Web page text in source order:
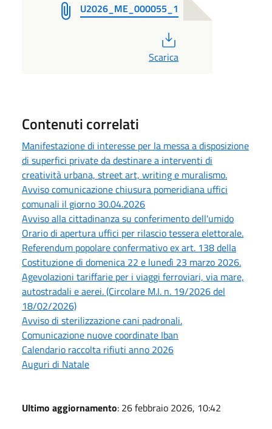
U2026_ME_000055_1
Scarica
Contenuti correlati
Manifestazione di interesse per la messa a disposizione
di superfici private da destinare a interventi di
creatività urbana, street art, writing e muralismo.
Avviso comunicazione chiusura pomeridiana uffici
comunali il giorno 30.04.2026
Avviso alla cittadinanza su conferimento dell'umido
Orario di apertura uffici per rilascio tessera elettorale.
Referendum popolare confermativo ex art. 138 della
Costituzione di domenica 22 e lunedì 23 marzo 2026.
Agevolazioni tariffarie per i viaggi ferroviari, via mare,
autostradali e aerei. (Circolare M.I. n. 19/2026 del
18/02/2026)
Avviso di sterilizzazione cani padronali.
Comunicazione nuove coordinate Iban
Calendario raccolta rifiuti anno 2026
Auguri di Natale
Ultimo aggiornamento: 26 febbraio 2026, 10:42